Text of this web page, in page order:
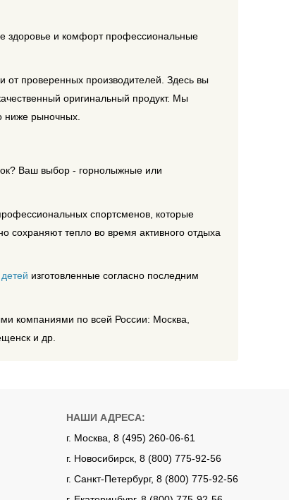
здоровье и комфорт профессиональные
от проверенных производителей. Здесь вы
оригинальный продукт. Мы
ниже рыночных.
Ваш выбор - горнолыжные или
спортсменов, которые
сохраняют тепло во время активного отдыха
изготовленные согласно последним
компаниями по всей России: Москва,
и др.
НАШИ АДРЕСА:
г. Москва, 8 (495) 260-06-61
г. Новосибирск, 8 (800) 775-92-56
г. Санкт-Петербург, 8 (800) 775-92-56